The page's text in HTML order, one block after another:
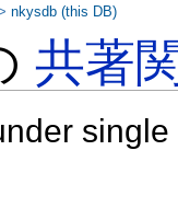
共著
nkysdb (this DB)